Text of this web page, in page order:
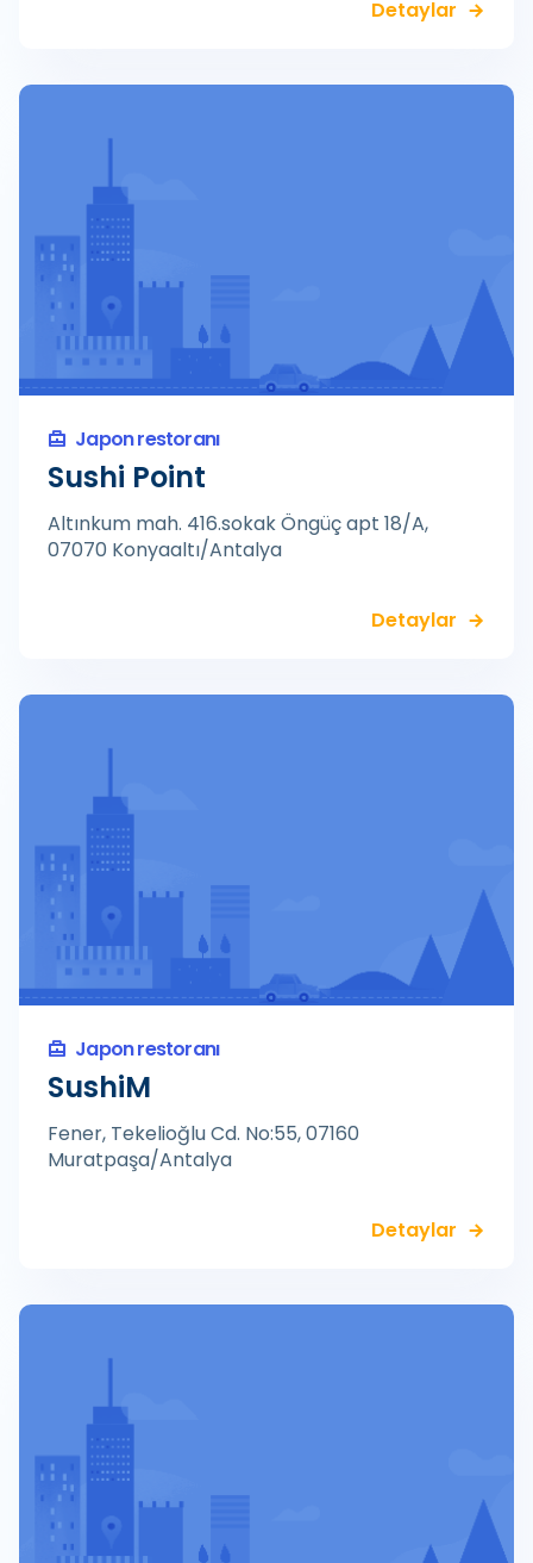
Detaylar
Japon restoranı
Sushi Point
Altınkum mah. 416.sokak Öngüç apt 18/A,
07070 Konyaaltı/Antalya
Detaylar
Japon restoranı
SushiM
Fener, Tekelioğlu Cd. No:55, 07160
Muratpaşa/Antalya
Detaylar